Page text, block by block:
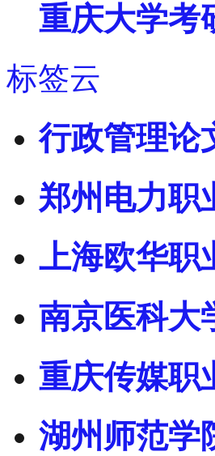
重庆大学考
标签云
行政管理论
郑州电力职
上海欧华职
南京医科大
重庆传媒职
湖州师范学